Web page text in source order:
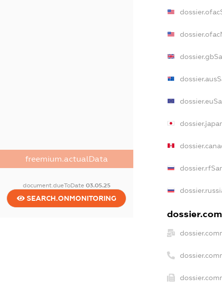
freemium.actualData
document.dueToDate 03.05.25
SEARCH.ONMONITORING